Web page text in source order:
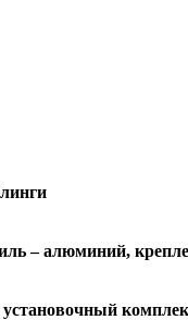
– алюминий,